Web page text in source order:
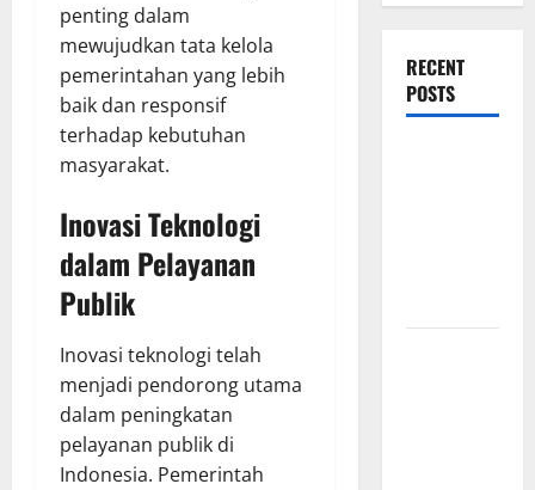
penting dalam
mewujudkan tata kelola
pemerintahan yang lebih
baik dan responsif
terhadap kebutuhan
masyarakat.
Inovasi Teknologi
dalam Pelayanan
Publik
Inovasi teknologi telah
menjadi pendorong utama
dalam peningkatan
pelayanan publik di
Indonesia. Pemerintah
RECENT
POSTS